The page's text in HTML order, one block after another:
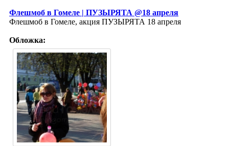
Флешмоб в Гомеле | ПУЗЫРЯТА @18 апреля
Флешмоб в Гомеле, акция ПУЗЫРЯТА 18 апреля
Обложка: